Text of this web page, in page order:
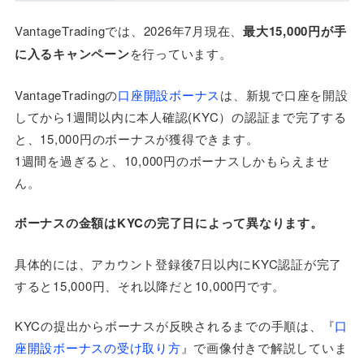
VantageTradingでは、2026年7月現在、最大15,000円が手
に入るキャンペーンを行っています。
VantageTradingの口座開設ボーナスは、新規で口座を開設
してから1週間以内に本人確認(KYC）の認証まで完了する
と、15,000円のボーナスが獲得できます。
1週間を過ぎると、10,000円のボーナスしかもらえませ
ん。
ボーナスの金額はKYCの完了日によって異なります。
具体的には、アカウント登録後7日以内にKYC認証が完了
すると15,000円、それ以降だと10,000円です。
KYCの提出からボーナスが反映されるまでの手順は、『口
座開設ボーナスの受け取り方』で画像付きで解説していま